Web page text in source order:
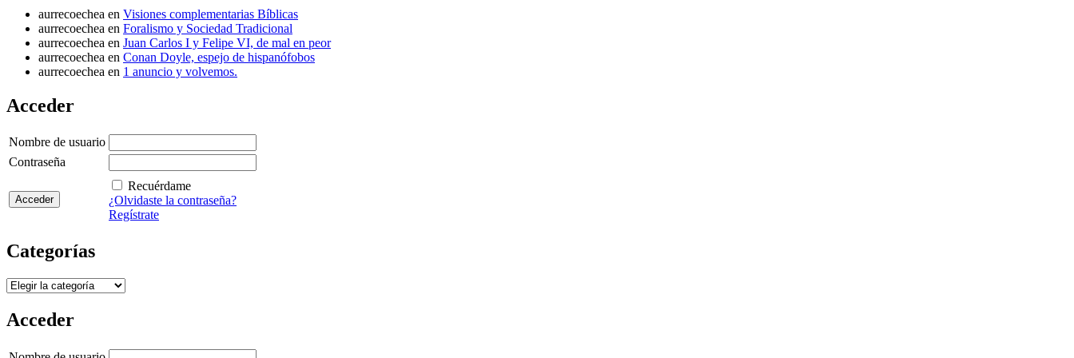
aurrecoechea en Visiones complementarias Bíblicas
aurrecoechea en Foralismo y Sociedad Tradicional
aurrecoechea en Juan Carlos I y Felipe VI, de mal en peor
aurrecoechea en Conan Doyle, espejo de hispanófobos
aurrecoechea en 1 anuncio y volvemos.
Acceder
Nombre de usuario
Contraseña
Recuérdame
¿Olvidaste la contraseña?
Regístrate
Categorías
Categorías
Acceder